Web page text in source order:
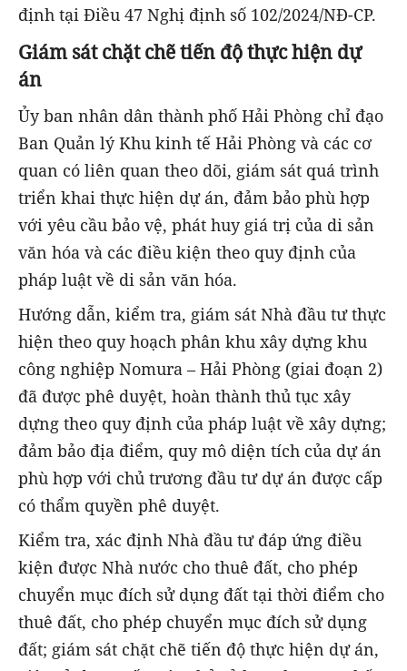
định tại Điều 47 Nghị định số 102/2024/NĐ-CP.
Giám sát chặt chẽ tiến độ thực hiện dự
án
Ủy ban nhân dân thành phố Hải Phòng chỉ đạo
Ban Quản lý Khu kinh tế Hải Phòng và các cơ
quan có liên quan theo dõi, giám sát quá trình
triển khai thực hiện dự án, đảm bảo phù hợp
với yêu cầu bảo vệ, phát huy giá trị của di sản
văn hóa và các điều kiện theo quy định của
pháp luật về di sản văn hóa.
Hướng dẫn, kiểm tra, giám sát Nhà đầu tư thực
hiện theo quy hoạch phân khu xây dựng khu
công nghiệp Nomura – Hải Phòng (giai đoạn 2)
đã được phê duyệt, hoàn thành thủ tục xây
dựng theo quy định của pháp luật về xây dựng;
đảm bảo địa điểm, quy mô diện tích của dự án
phù hợp với chủ trương đầu tư dự án được cấp
có thẩm quyền phê duyệt.
Kiểm tra, xác định Nhà đầu tư đáp ứng điều
kiện được Nhà nước cho thuê đất, cho phép
chuyển mục đích sử dụng đất tại thời điểm cho
thuê đất, cho phép chuyển mục đích sử dụng
đất; giám sát chặt chẽ tiến độ thực hiện dự án,